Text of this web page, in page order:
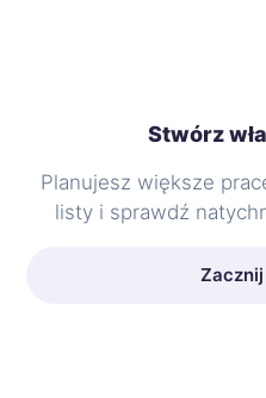
Stwórz
Planujesz większe
listy i sprawdź